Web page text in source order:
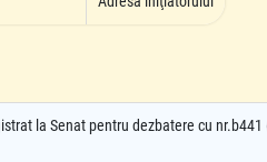
la Senat pentru dezbatere cu